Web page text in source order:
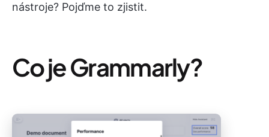
nástroje? Pojďme to zjistit.
Co je Grammarly?